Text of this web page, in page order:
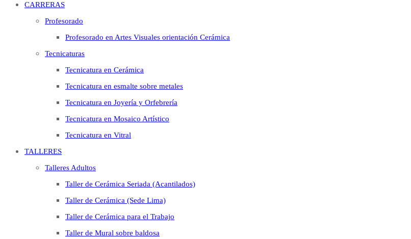
CARRERAS
Profesorado
Profesorado en Artes Visuales orientación Cerámica
Tecnicaturas
Tecnicatura en Cerámica
Tecnicatura en esmalte sobre metales
Tecnicatura en Joyería y Orfebrería
Tecnicatura en Mosaico Artístico
Tecnicatura en Vitral
TALLERES
Talleres Adultos
Taller de Cerámica Seriada (Acantilados)
Taller de Cerámica (Sede Lima)
Taller de Cerámica para el Trabajo
Taller de Mural sobre baldosa